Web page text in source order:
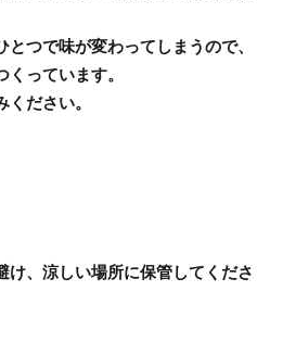
つで味が変わってしまうので、
っています。
ださい。
け、涼しい場所に保管してくださ